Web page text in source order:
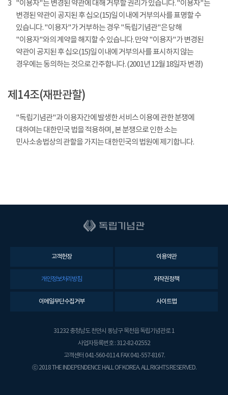
3 "이용자"는 변경된 약관에 대해 거부할 권리가 있습니다. "이용자"는
변경된 약관이 공지된 후 십오(15)일 이내에 거부의사를 표명할 수
있습니다. "이용자"가 거부하는 경우 "독립기념관"은 당해
"이용자"와의 계약을 해지할 수 있습니다. 만약 "이용자"가 변경된
약관이 공지된 후 십오(15)일 이내에 거부의사를 표시하지 않는
경우에는 동의하는 것으로 간주합니다. (2001년 12월 18일자 변경)
제14조(재판관할)
"독립기념관"과 이용자간에 발생한 서비스 이용에 관한 분쟁에
대하여는 대한민국 법을 적용하며, 본 분쟁으로 인한 소는
민사소송법상의 관할을 가지는 대한민국의 법원에 제기합니다.
고객헌장 이용약관
개인정보처리방침 저작권정책
이메일무단수집거부 사이트맵
31232 충청남도 천안시 동남구 목천읍 독립기념관로 1
사업자등록번호 : 312-82-02552
고객센터 041-560-0114. FAX 041-557-8167.
ⓒ 2018 THE INDEPENDENCE HALL OF KOREA. ALL RIGHTS RESERVED.